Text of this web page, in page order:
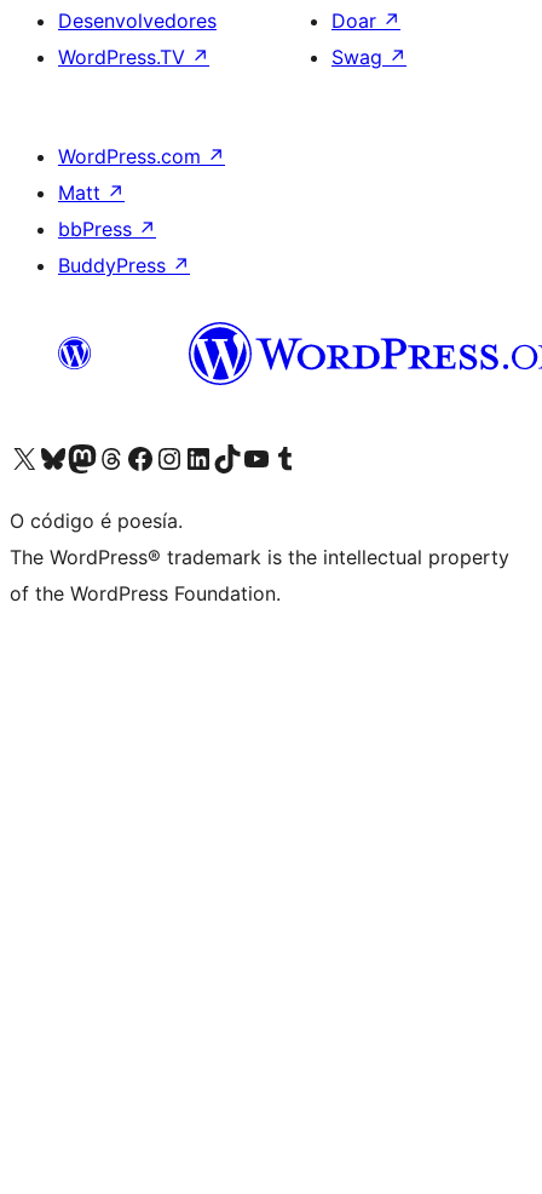
Desenvolvedores
WordPress.TV ↗
Doar ↗
Swag ↗
WordPress.com ↗
Matt ↗
bbPress ↗
BuddyPress ↗
Visita la cuenta de X (anteriormente Twitter)
Visita a nosa conta de Bluesky
Visita a nosa conta de Mastodon
Visita a nosa conta de Threads
Visita a nosa páxina de Facebook
Visita a nosa conta de Instagram
Visita a nosa conta de LinkedIn
Visita a nosa conta de TikTok
Visita a nosa canle de YouTube
Visita a nosa conta de Tumblr
O código é poesía.
The WordPress® trademark is the intellectual property
of the WordPress Foundation.